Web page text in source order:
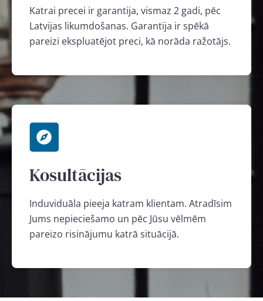
Katrai precei ir garantija, vismaz 2 gadi, pēc
Latvijas likumdošanas. Garantija ir spēkā
pareizi ekspluatējot preci, kā norāda ražotājs.
Kosultācijas
Induviduāla pieeja katram klientam. Atradīsim
Jums nepieciešamo un pēc Jūsu vēlmēm
pareizo risinājumu katrā situācijā.